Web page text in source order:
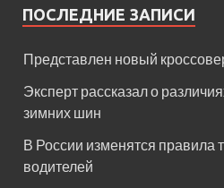
ПОСЛЕДНИЕ ЗАПИСИ
Представлен новый
Эксперт рассказал о
зимних шин
В России изменятся правила
водителей